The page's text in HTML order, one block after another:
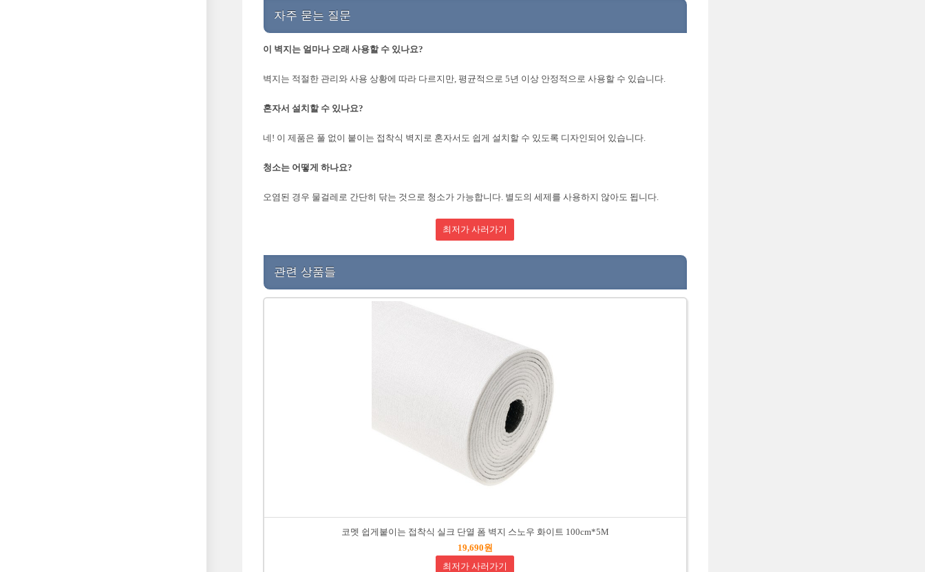
자주 묻는 질문
이 벽지는 얼마나 오래 사용할 수 있나요?
벽지는 적절한 관리와 사용 상황에 따라 다르지만, 평균적으로 5년 이상 안정적으로 사용할 수 있습니다.
혼자서 설치할 수 있나요?
네! 이 제품은 풀 없이 붙이는 접착식 벽지로 혼자서도 쉽게 설치할 수 있도록 디자인되어 있습니다.
청소는 어떻게 하나요?
오염된 경우 물걸레로 간단히 닦는 것으로 청소가 가능합니다. 별도의 세제를 사용하지 않아도 됩니다.
최저가 사러가기
관련 상품들
코멧 쉽게붙이는 접착식 실크 단열 폼 벽지 스노우 화이트 100cm*5M
19,690원
최저가 사러가기